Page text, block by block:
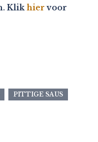
Klik hier voor
PITTIGE SAUS